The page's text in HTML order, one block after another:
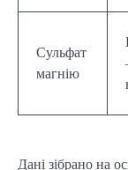
Сульфат
магнію
Дані зібрано на